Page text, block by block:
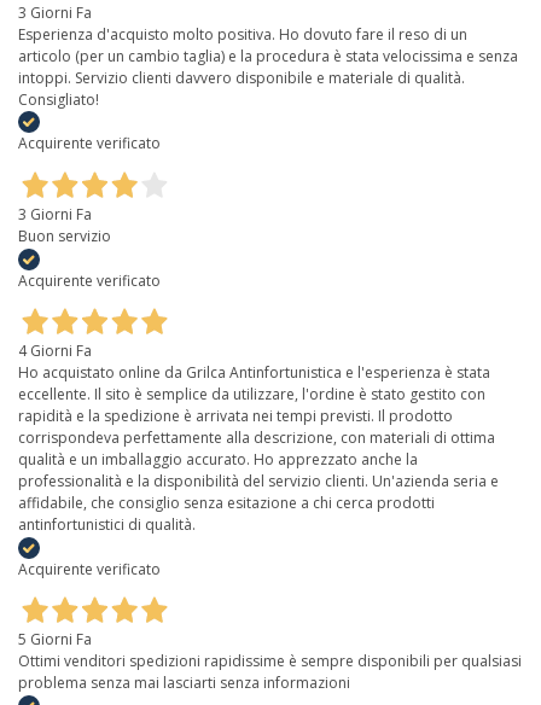
3 Giorni Fa
Esperienza d'acquisto molto positiva. Ho dovuto fare il reso di un
articolo (per un cambio taglia) e la procedura è stata velocissima e senza
intoppi. Servizio clienti davvero disponibile e materiale di qualità.
Consigliato!
Acquirente verificato
3 Giorni Fa
Buon servizio
Acquirente verificato
4 Giorni Fa
Ho acquistato online da Grilca Antinfortunistica e l'esperienza è stata
eccellente. Il sito è semplice da utilizzare, l'ordine è stato gestito con
rapidità e la spedizione è arrivata nei tempi previsti. Il prodotto
corrispondeva perfettamente alla descrizione, con materiali di ottima
qualità e un imballaggio accurato. Ho apprezzato anche la
professionalità e la disponibilità del servizio clienti. Un'azienda seria e
affidabile, che consiglio senza esitazione a chi cerca prodotti
antinfortunistici di qualità.
Acquirente verificato
5 Giorni Fa
Ottimi venditori spedizioni rapidissime è sempre disponibili per qualsiasi
problema senza mai lasciarti senza informazioni